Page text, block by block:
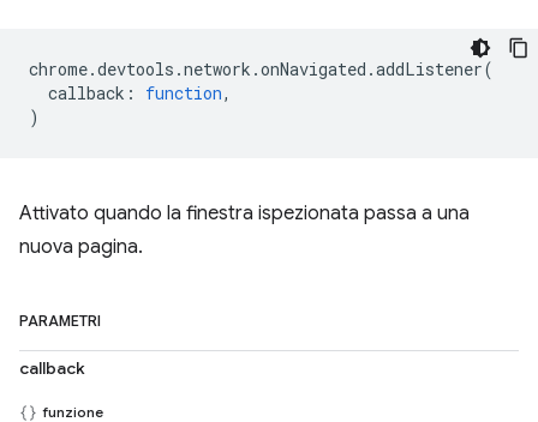
chrome.devtools .network .onNavigated .addListener(
callback : function,
)
Attivato quando la finestra ispezionata passa a una
nuova pagina.
PARAMETRI
callback
funzione